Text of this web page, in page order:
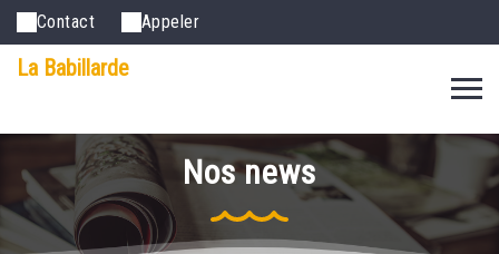
Contact Appeler
La Babillarde
Nos news